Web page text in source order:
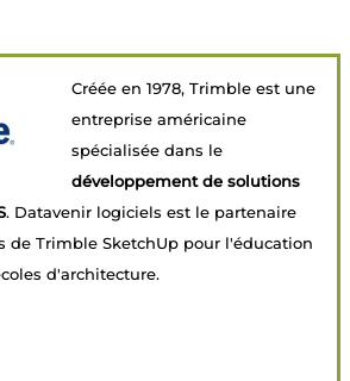
Créée en 1978, Trimble est une
entreprise américaine
spécialisée dans le
développement de solutions
. Datavenir logiciels est le partenaire
de Trimble SketchUp pour l'éducation
d'architecture.